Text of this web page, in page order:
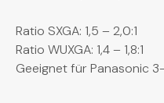
Ratio SXGA: 1,5 – 2,0:1
Ratio WUXGA: 1,4 – 1,8:1
Geeignet für Panasonic